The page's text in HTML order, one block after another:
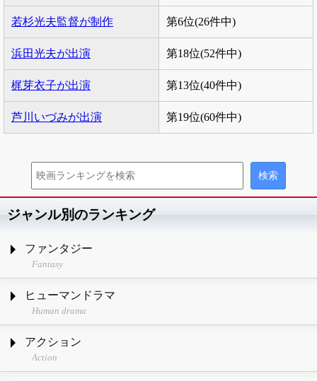
若杉光夫監督が制作 第6位(26件中)
浜田光夫が出演 第18位(52件中)
梶芽衣子が出演 第13位(40件中)
芦川いづみが出演 第19位(60件中)
ジャンル別のランキング
ファンタジー
Fantasy
ヒューマンドラマ
Human drama
アクション
Action